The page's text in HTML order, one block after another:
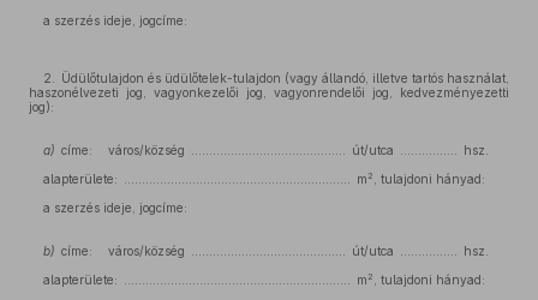
a szerzés ideje, jogcíme:
2. Üdülőtulajdon és üdülőtelek-tulajdon (vagy állandó, illetve tartós használat,
haszonélvezeti jog, vagyonkezelői jog, vagyonrendelői jog, kedvezményezetti
jog):
a) címe: város/község ........................................... út/utca ................ hsz.
alapterülete: ............................................................... m 2
, tulajdoni hányad:
a szerzés ideje, jogcíme:
b) címe: város/község ........................................... út/utca ................ hsz.
alapterülete: ............................................................... m 2
, tulajdoni hányad: